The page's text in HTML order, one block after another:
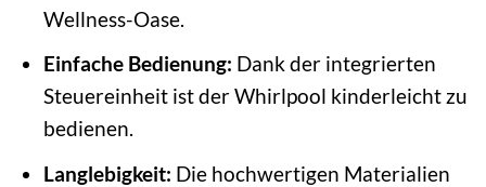
Wellness-Oase.
Einfache Bedienung: Dank der integrierten
Steuereinheit ist der Whirlpool kinderleicht zu
bedienen.
Langlebigkeit: Die hochwertigen Materialien